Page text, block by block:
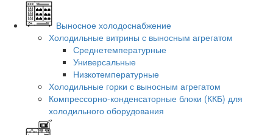
Выносное холодоснабжение
Холодильные витрины с выносным агрегатом
Среднетемпературные
Универсальные
Низкотемпературные
Холодильные горки с выносным агрегатом
Компрессорно-конденсаторные блоки (ККБ) для
холодильного оборудования